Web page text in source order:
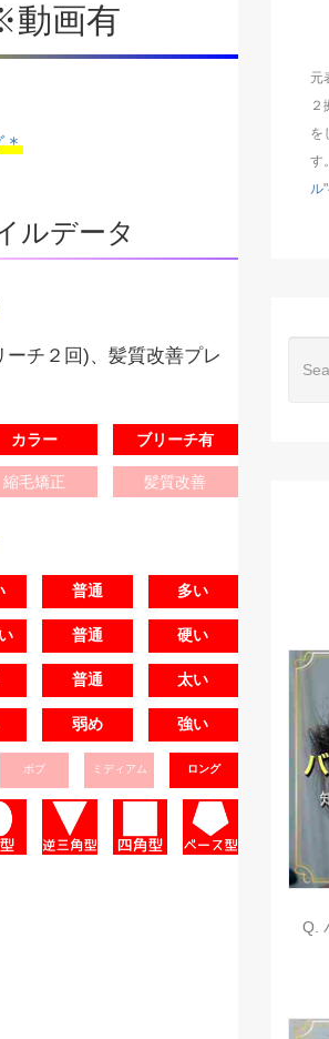
動画有
＊
ルデータ
チ２回)、髪質改善プレ
カラー ブリーチ有
縮毛矯正 髪質改善
普通 多い
普通 硬い
普通 太い
弱め 強い
ボブ ミディアム ロング
元
を
す
ル
Q.